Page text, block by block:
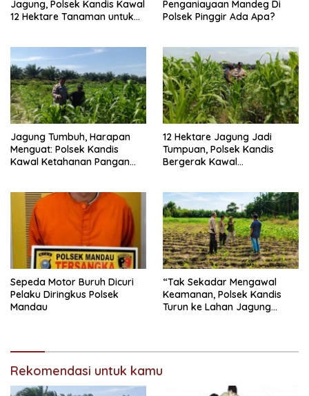
Jagung, Polsek Kandis Kawal
12 Hektare Tanaman untuk
Penganiayaan Mandeg Di
Polsek Pinggir Ada Apa?
Jagung Tumbuh, Harapan
Menguat: Polsek Kandis
Kawal Ketahanan Pangan
12 Hektare Jagung Jadi
Tumpuan, Polsek Kandis
Bergerak Kawal
Sepeda Motor Buruh Dicuri
Pelaku Diringkus Polsek
Mandau
“Tak Sekadar Mengawal
Keamanan, Polsek Kandis
Turun ke Lahan Jagung
Rekomendasi untuk kamu